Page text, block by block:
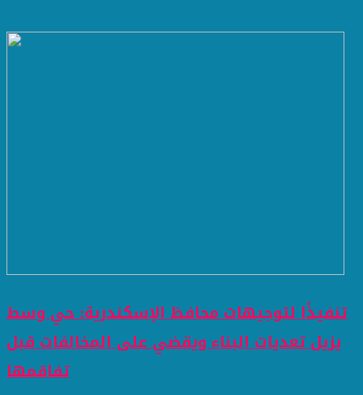
تنفيذًا لتوجيهات محافظ الإسكندرية: حي وسط
يزيل تعديات البناء ويقضي على المخالفات قبل
تفاقمها